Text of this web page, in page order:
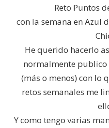
Reto Puntos
con la semana en Azul
He querido hacerlo
normalmente publico
(más o menos) con lo
retos semanales me
Y como tengo varias